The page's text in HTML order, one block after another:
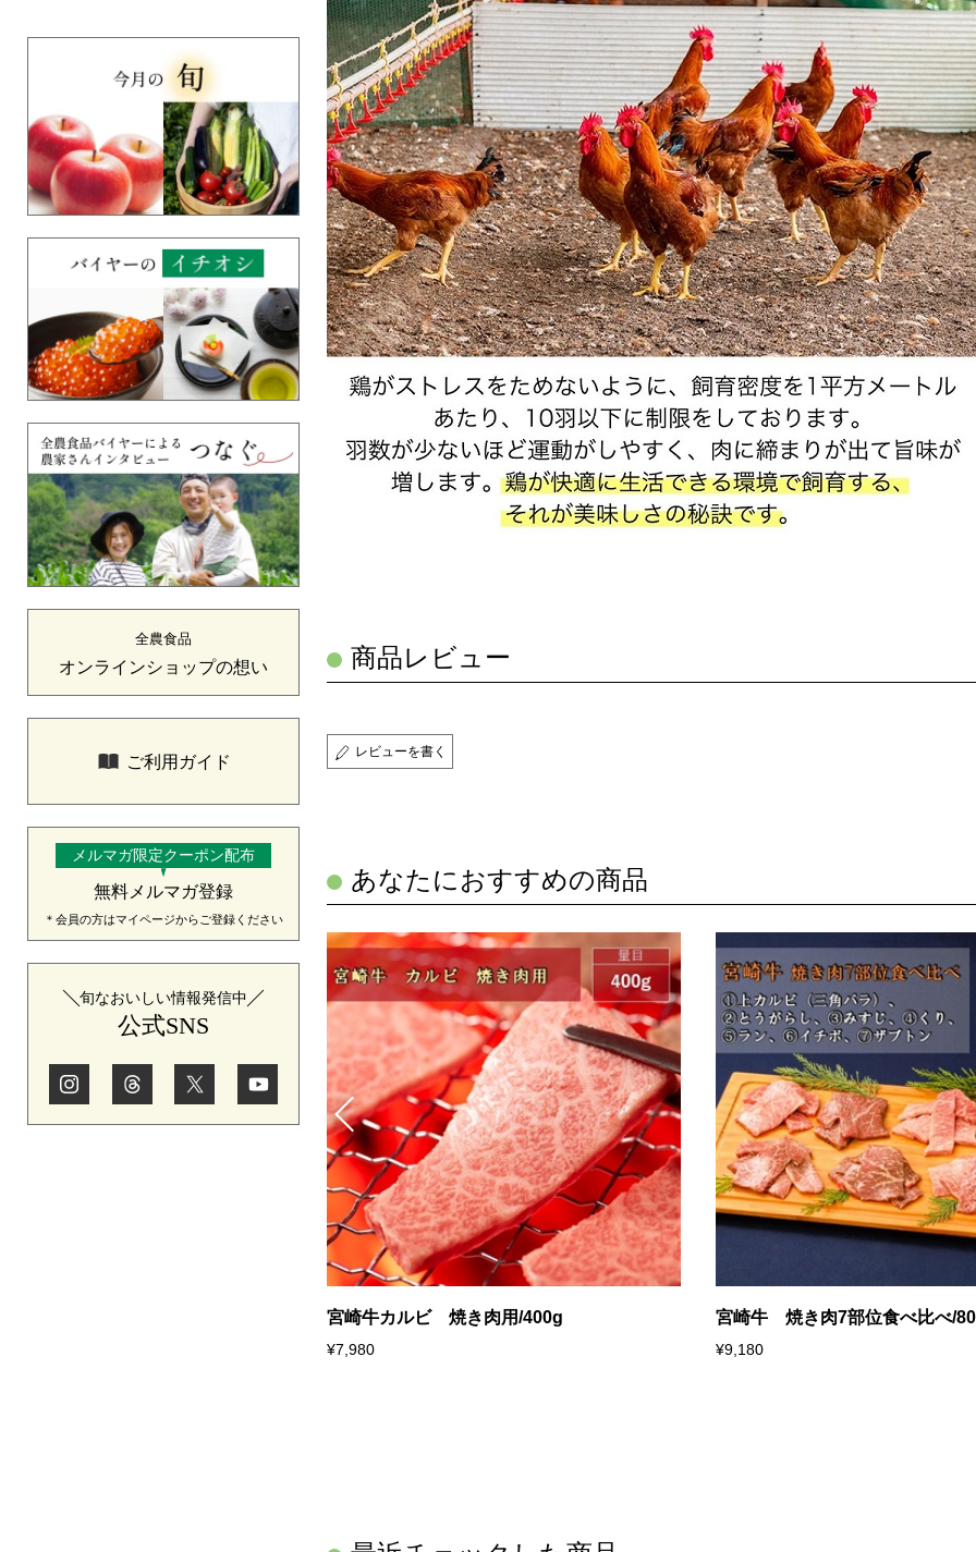
全農食品
オンラインショップの想い
ご利用ガイド
メルマガ限定クーポン配布
無料メルマガ登録
＊会員の方はマイページからご登録ください
旬なおいしい情報発信中
公式SNS
商品レビュー
レビューを書く
あなたにおすすめの商品
宮崎牛カルビ 焼き肉用/400g
¥7,980
宮崎牛 焼き肉7部位食べ比べ/
¥9,180